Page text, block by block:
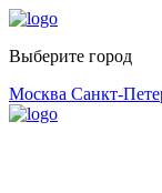
Выберите город
Москва Санкт-